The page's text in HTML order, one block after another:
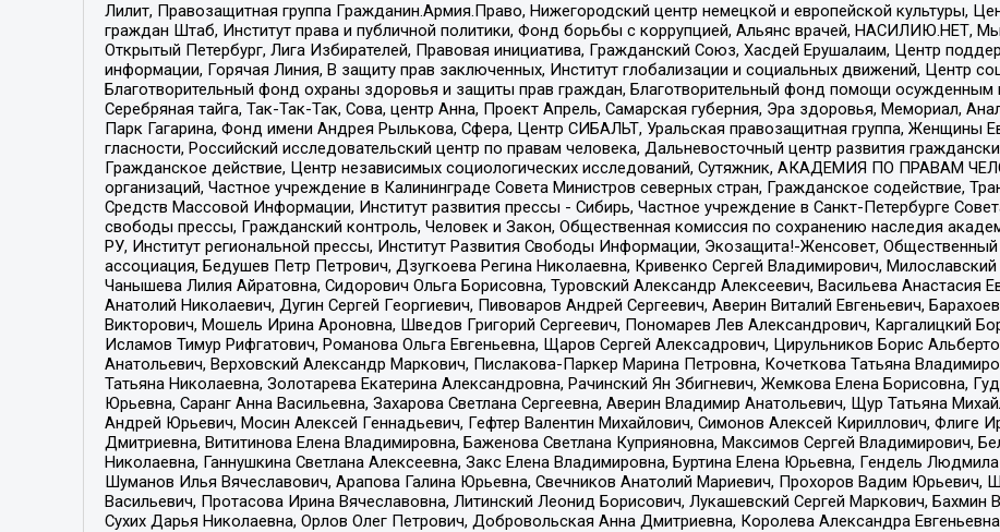
Лилит, Правозащитная группа Гражданин.Армия.Право, Нижегородский центр немецкой и европейской культуры,
граждан Штаб, Институт права и публичной политики, Фонд борьбы с коррупцией, Альянс врачей, НАСИЛИЮ.НЕТ,
Открытый Петербург, Лига Избирателей, Правовая инициатива, Гражданский Союз, Хасдей Ерушалаим, Центр
информации, Горячая Линия, В защиту прав заключенных, Институт глобализации и социальных движений, Центр
Благотворительный фонд охраны здоровья и защиты прав граждан, Благотворительный фонд помощи осужденным
Серебряная тайга, Так-Так-Так, Сова, центр Анна, Проект Апрель, Самарская губерния, Эра здоровья, Мемориал,
Парк Гагарина, Фонд имени Андрея Рылькова, Сфера, Центр СИБАЛЬТ, Уральская правозащитная группа, Женщины
гласности, Российский исследовательский центр по правам человека, Дальневосточный центр развития
Гражданское действие, Центр независимых социологических исследований, Сутяжник, АКАДЕМИЯ ПО ПРАВАМ
организаций, Частное учреждение в Калининграде Совета Министров северных стран, Гражданское содействие,
Средств Массовой Информации, Институт развития прессы - Сибирь, Частное учреждение в Санкт-Петербурге
свободы прессы, Гражданский контроль, Человек и Закон, Общественная комиссия по сохранению наследия
РУ, Институт региональной прессы, Институт Развития Свободы Информации, Экозащита!-Женсовет, Общественный
ассоциация, Бедушев Петр Петрович, Дзугкоева Регина Николаевна, Кривенко Сергей Владимирович,
Чанышева Лилия Айратовна, Сидорович Ольга Борисовна, Туровский Александр Алексеевич, Васильева Анастасия
Анатолий Николаевич, Дугин Сергей Георгиевич, Пивоваров Андрей Сергеевич, Аверин Виталий Евгеньевич,
Викторович, Мошель Ирина Ароновна, Шведов Григорий Сергеевич, Пономарев Лев Александрович, Каргалицкий
Исламов Тимур Рифгатович, Романова Ольга Евгеньевна, Щаров Сергей Алексадрович, Цирульников Борис
Анатольевич, Верховский Александр Маркович, Пислакова-Паркер Марина Петровна, Кочеткова Татьяна
Татьяна Николаевна, Золотарева Екатерина Александровна, Рачинский Ян Збигневич, Жемкова Елена Борисовна,
Юрьевна, Саранг Анна Васильевна, Захарова Светлана Сергеевна, Аверин Владимир Анатольевич, Щур Татьяна
Андрей Юрьевич, Мосин Алексей Геннадьевич, Гефтер Валентин Михайлович, Симонов Алексей Кириллович, Флиге
Дмитриевна, Вититинова Елена Владимировна, Баженова Светлана Куприяновна, Максимов Сергей Владимирович,
Николаевна, Ганнушкина Светлана Алексеевна, Закс Елена Владимировна, Буртина Елена Юрьевна, Гендель
Шуманов Илья Вячеславович, Арапова Галина Юрьевна, Свечников Анатолий Мариевич, Прохоров Вадим Юрьевич,
Васильевич, Протасова Ирина Вячеславовна, Литинский Леонид Борисович, Лукашевский Сергей Маркович,
Сухих Дарья Николаевна, Орлов Олег Петрович, Добровольская Анна Дмитриевна, Королева Александра